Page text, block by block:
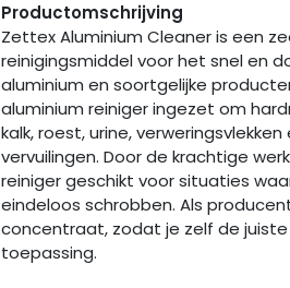
Productomschrijving
Zettex Aluminium Cleaner is een
reinigingsmiddel voor het snel en
aluminium en soortgelijke
aluminium reiniger ingezet om
kalk, roest, urine,
vervuilingen. Door de krachtige
reiniger geschikt voor situaties
eindeloos schrobben. Als
concentraat, zodat je zelf de
toepassing.